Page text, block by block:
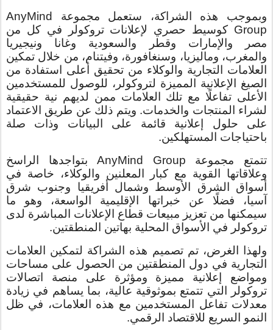
وبموجب هذه الشراكة، ستعمل مجموعة AnyMind
Group كوسيط حصري لإعلانات تروكولر في كل من
مصر والإمارات وقطر والسعودية وغانا ونيجيريا
والمغرب، وماليزيا، وسنغافورة، وفيتنام، من خلال تمكين
العلامات التجارية والوكلاء من تحقيق أعلى استفادة من
الصيغ الإعلانية المميزة لتروكولر، للوصول للمستخدمين
الأعلى تفاعلًا مع تلك العلامات ممن لديهم نية حقيقية
لشراء المنتجات والخدمات. ويتم ذلك عن طريق الاعتماد
على حلول إعلانية قائمة على البيانات وذات صلة
باحتياجات المستهلكين.
تتمتع مجموعة AnyMind Group بتواجدها الراسخ
وعلاقاتها القوية مع كبار المعلنين والوكلاء، خاصة في
أسواق الشرق الأوسط وشمال أفريقيا وجنوب شرق
آسيا، فضلًا عن خبراتها الإقليمية الواسعة، وهو ما
سيمكنها من تعزيز مبيعات قطاع الإعلانات المباشرة لدى
تروكولر في الأسواق المحلية بهاتين المنطقتين.
ولهذا الغرض، تم تصميم هذه الشراكة لتمكين العلامات
التجارية في دول المنطقتين من الحصول على مساحات
ومواضع إعلانية مميزة ومؤثرة على منصة اتصالات
تروكولر التي تتمتع بموثوقية عالية، بما يساهم في زيادة
معدلات تفاعل المستخدمين مع هذه العلامات، في ظل
النمو السريع للاقتصاد الرقمي.